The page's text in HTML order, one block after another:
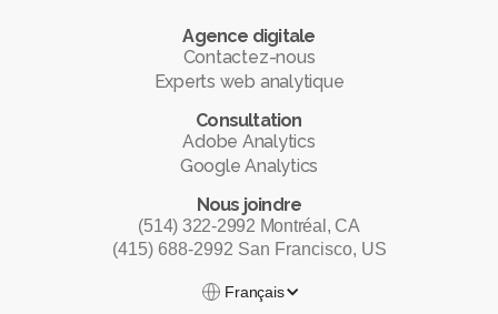
Agence digitale
Contactez-nous
Experts web analytique
Consultation
Adobe Analytics
Google Analytics
Nous joindre
(514) 322-2992 Montréal, CA
(415) 688-2992 San Francisco, US
Français